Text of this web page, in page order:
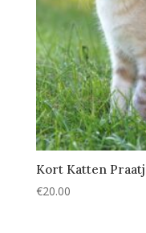
Kort Katten
€20.00